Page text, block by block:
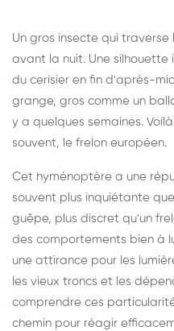
Un gros insecte qui
avant la nuit. Une
du cerisier en fin d'après-
grange, gros comme un
y a quelques semaines.
souvent, le frelon européen.
Cet hyménoptère a une
souvent plus inquiétante
guêpe, plus discret qu'un
des comportements bien à
une attirance pour les
les vieux troncs et les
comprendre ces
chemin pour réagir